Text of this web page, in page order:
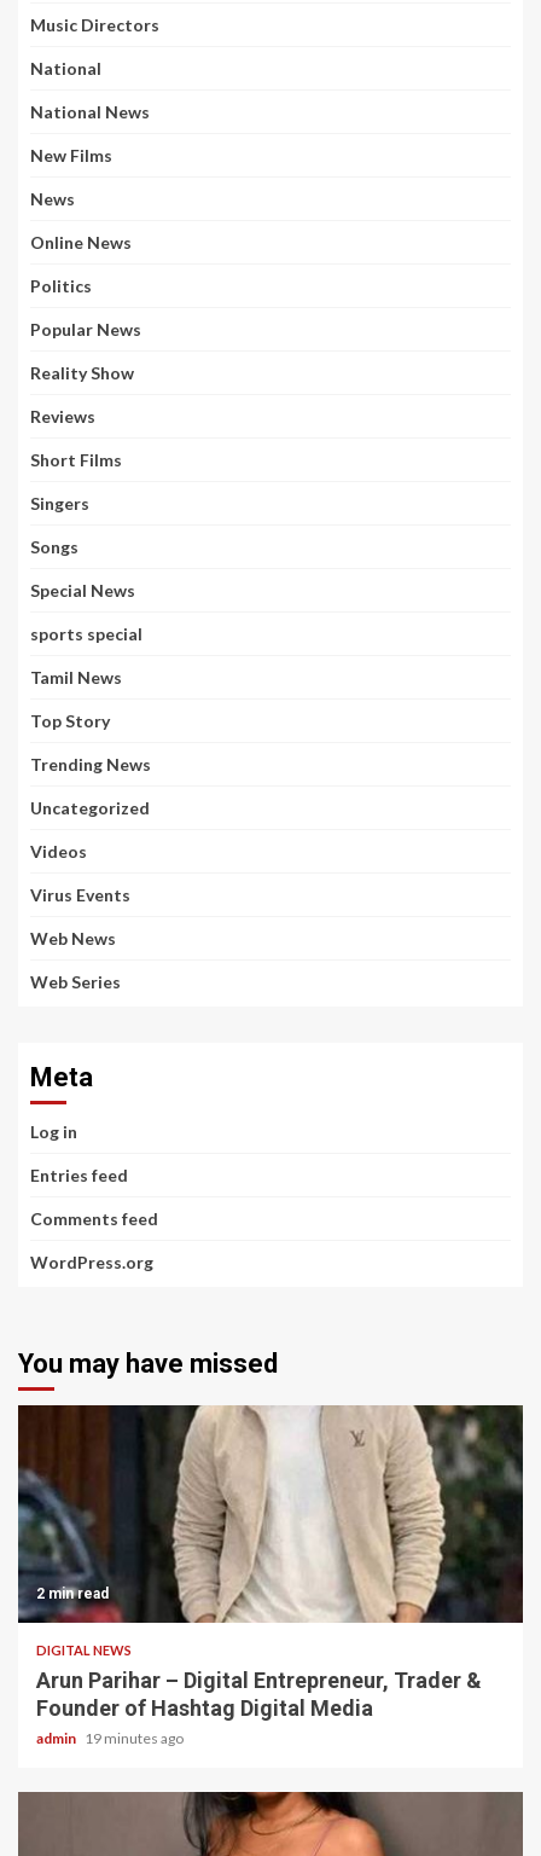
Music Directors
National
National News
New Films
News
Online News
Politics
Popular News
Reality Show
Reviews
Short Films
Singers
Songs
Special News
sports special
Tamil News
Top Story
Trending News
Uncategorized
Videos
Virus Events
Web News
Web Series
Meta
Log in
Entries feed
Comments feed
WordPress.org
You may have missed
2 min read
DIGITAL NEWS
Arun Parihar – Digital Entrepreneur, Trader &
Founder of Hashtag Digital Media
admin 19 minutes ago